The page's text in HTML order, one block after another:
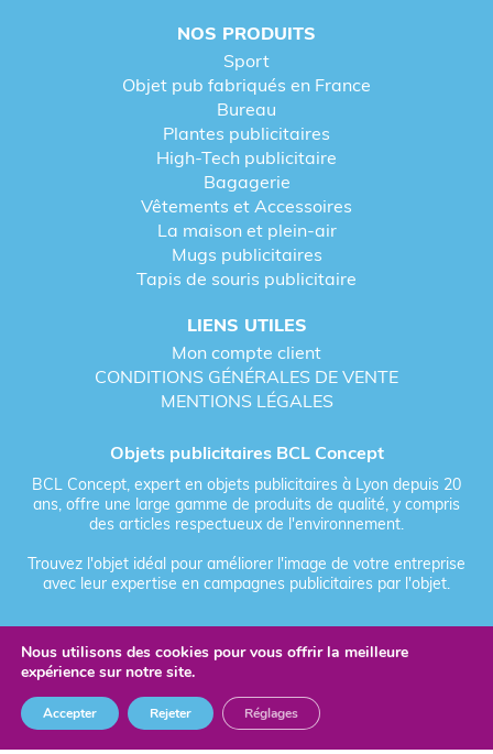
NOS PRODUITS
Sport
Objet pub fabriqués en France
Bureau
Plantes publicitaires
High-Tech publicitaire
Bagagerie
Vêtements et Accessoires
La maison et plein-air
Mugs publicitaires
Tapis de souris publicitaire
LIENS UTILES
Mon compte client
CONDITIONS GÉNÉRALES DE VENTE
MENTIONS LÉGALES
Objets publicitaires BCL Concept
BCL Concept, expert en objets publicitaires à Lyon depuis 20
ans, offre une large gamme de produits de qualité, y compris
des articles respectueux de l'environnement.
Trouvez l'objet idéal pour améliorer l'image de votre entreprise
avec leur expertise en campagnes publicitaires par l'objet.
© 2026 BCL Concept - Tous droits réservés - Objet Publicitaire
Fièrement forgé par Les Vikings
Nous utilisons des cookies pour vous offrir la meilleure
expérience sur notre site.
Accepter Rejeter Réglages